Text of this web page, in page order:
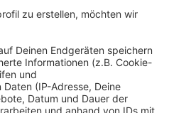
der Unternehmen an, dass
aber schwertun, diese